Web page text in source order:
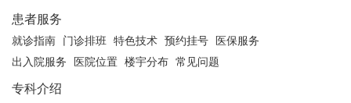
患者服务
就诊指南 门诊排班 特色技术 预约挂号
医保服务
出入院服务
医院位置 楼宇分布 常见问题
专科介绍